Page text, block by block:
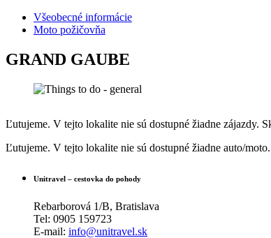
Všeobecné informácie
Moto požičovňa
GRAND GAUBE
Ľutujeme. V tejto lokalite nie sú dostupné žiadne zájazdy.
Ľutujeme. V tejto lokalite nie sú dostupné žiadne auto/
Unitravel – cestovka do pohody
Rebarborová 1/B, Bratislava
Tel: 0905 159723
E-mail: info@unitravel.sk